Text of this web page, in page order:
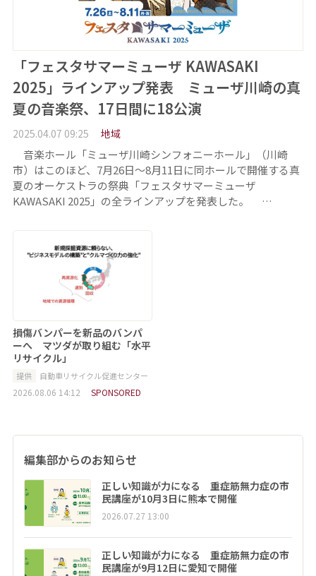
「フェスタサマーミューザ KAWASAKI
2025」ラインアップ発表 ミューザ川崎の真
夏の音楽祭、17日間に18公演
2025.04.07 09:25 地域
音楽ホール「ミューザ川崎シンフォニーホール」（川崎
市）はこのほど、7月26日～8月11日に同ホールで開催する真
夏のオーケストラの祭典「フェスタサマーミューザ
KAWASAKI 2025」の全ラインアップを発表した。 …
損傷バンパーを新品のバンパ
ーへ マツダが取り組む「水平
リサイクル」
提供 自動車リサイクル促進センター
2026.08.06 14:12 SPONSORED
編集部からのお知らせ
正しい知識が力になる 重症筋無力症の市
民講座が10月3日に熊本で開催
2026.07.27 13:00
正しい知識が力になる 重症筋無力症の市
民講座が9月12日に愛知で開催